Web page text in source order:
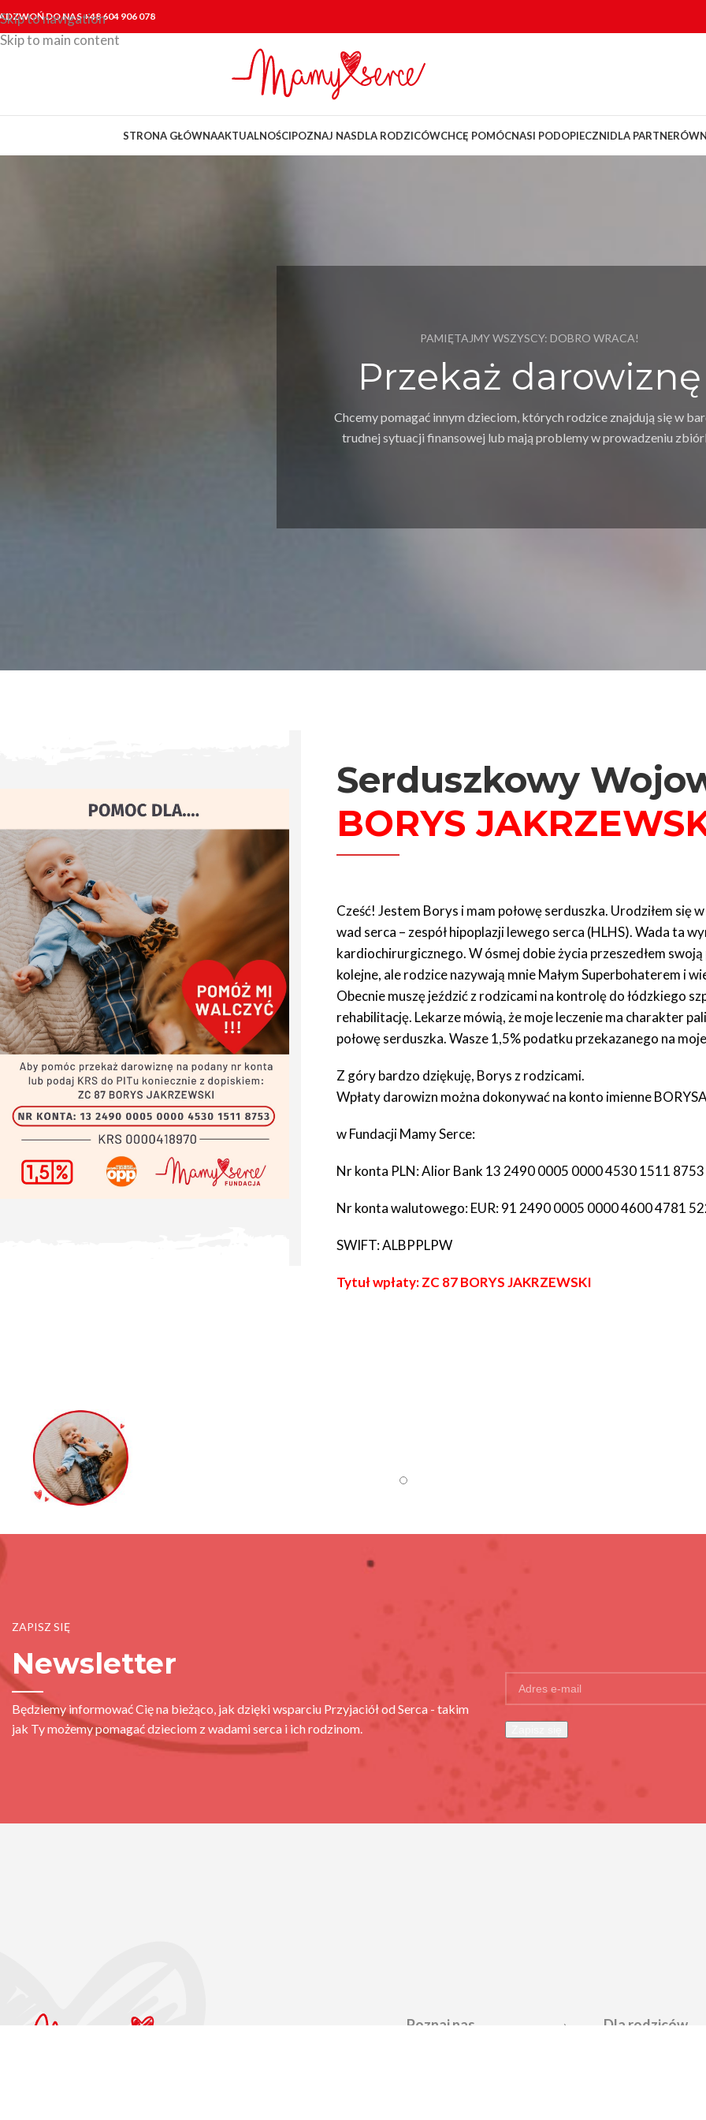
Skip to navigation
Skip to main content
DO NAS +48 604 906 078
STRONA GŁÓWNAAKTUALNOŚCIPOZNAJ NASDLA RODZICÓWCHCĘ POMÓCNASI PODOPIECZNIDLA PARTNERÓW
PAMIĘTAJMY WSZYSCY: DOBRO WRACA!
Przekaż darowiznę
Chcemy pomagać innym dzieciom, których rodzice znajdują się w
trudnej sytuacji finansowej lub mają problemy w prowadzeniu
Serduszkowy
BORYS
Cześć! Jestem Borys i mam połowę serduszka. Urodziłem się
wad serca – zespół hipoplazji lewego serca (HLHS). Wada ta
kardiochirurgicznego. W ósmej dobie życia przeszedłem
kolejne, ale rodzice nazywają mnie Małym Superbohaterem i
Obecnie muszę jeździć z rodzicami na kontrolę do łódzkiego
rehabilitację. Lekarze mówią, że moje leczenie ma charakter
połowę serduszka. Wasze 1,5% podatku przekazanego na
Z góry bardzo dziękuję, Borys z rodzicami.
Wpłaty darowizn można dokonywać na konto imienne
w Fundacji Mamy Serce:
Nr konta PLN:Alior Bank 13 2490 0005 0000 4530 1511 8753
Nr konta walutowego: EUR:91 2490 0005 0000 4600 4781
SWIFT:ALBPPLPW
Tytuł wpłaty:ZC 87 BORYS JAKRZEWSKI
ZAPISZ SIĘ
Newsletter
Będziemy informować Cię na bieżąco, jak dzięki wsparciu Przyjaciół od Serca - takim
jak Ty możemy pomagać dzieciom z wadami serca i ich rodzinom.
Poznaj nas Dla rodziców